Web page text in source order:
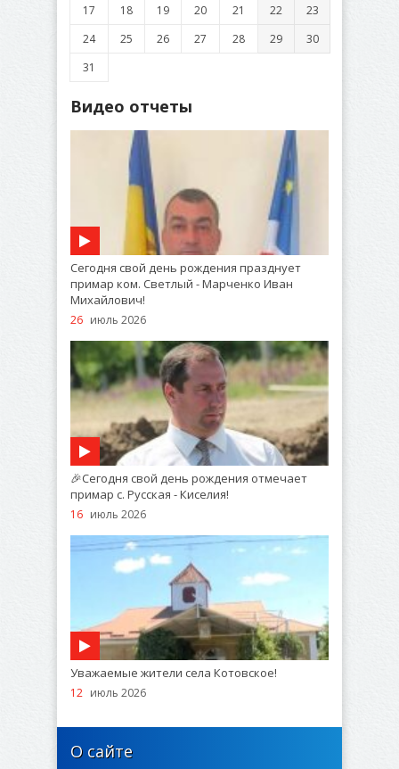
17
18 19 20 21 22
23
24
25 26 27 28 29
30
31
Видео отчеты
Сегодня свой день рождения празднует
примар ком. Светлый - Марченко Иван
Михайлович!
26 июль 2026
🎉Сегодня свой день рождения отмечает
примар с. Русская - Киселия!
16 июль 2026
Уважаемые жители села Котовское!
12 июль 2026
О сайте